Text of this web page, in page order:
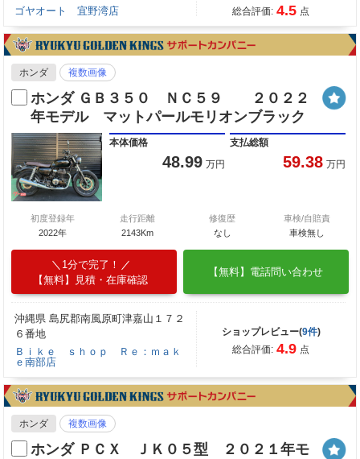
ゴヤオート 宜野湾店
総合評価: 4.5 点
ホンダ 複数画像
ホンダ ＧＢ３５０ ＮＣ５９ ２０２２
年モデル マットパールモリオンブラック
本体価格
48.99 万円
支払総額
59.38 万円
初度登録年
2022年
走行距離
2143Km
修復歴
なし
車検/自賠責
車検無し
1分で完了！
【無料】見積・在庫確認
【無料】電話問い合わせ
沖縄県 島尻郡南風原町津嘉山１７２
６番地
Ｂｉｋｅ ｓｈｏｐ Ｒｅ：ｍａｋ
ｅ南部店
ショップレビュー(9件)
総合評価: 4.9 点
ホンダ 複数画像
ホンダ ＰＣＸ ＪＫ０５型 ２０２１年モ